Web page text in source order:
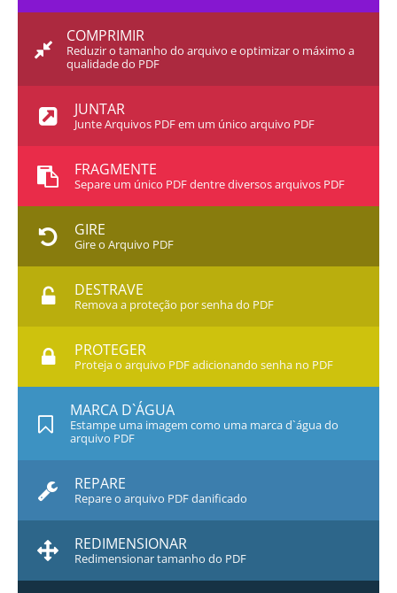
COMPRIMIR
Reduzir o tamanho do arquivo e optimizar o máximo a
qualidade do PDF
JUNTAR
Junte Arquivos PDF em um único arquivo PDF
FRAGMENTE
Separe um único PDF dentre diversos arquivos PDF
GIRE
Gire o Arquivo PDF
DESTRAVE
Remova a proteção por senha do PDF
PROTEGER
Proteja o arquivo PDF adicionando senha no PDF
MARCA D`ÁGUA
Estampe uma imagem como uma marca d`água do
arquivo PDF
REPARE
Repare o arquivo PDF danificado
REDIMENSIONAR
Redimensionar tamanho do PDF